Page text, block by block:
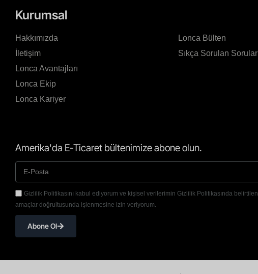
Kurumsal
Hakkımızda
İletişim
Lonca Avantajları
Lonca Ekip
Lonca Kariyer
Lonca Bülten
Sıkça Sorulan Sorular
Amerika'da E-Ticaret bültenimize abone olun.
Gizlilik Politikasını kabul ediyorum ve kişisel verilerimin Gizlilik Politikasında belirtilen
amaçlar doğrultusunda işlenmesine izin veriyorum.
Abone Ol